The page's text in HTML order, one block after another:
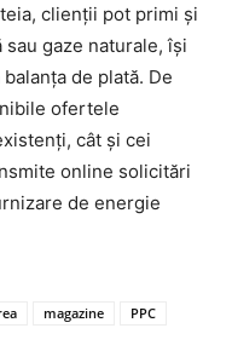
clienții pot primi și
gaze naturale, își
de plată. De
ofertele
cât și cei
online solicitări
de energie
magazine
PPC